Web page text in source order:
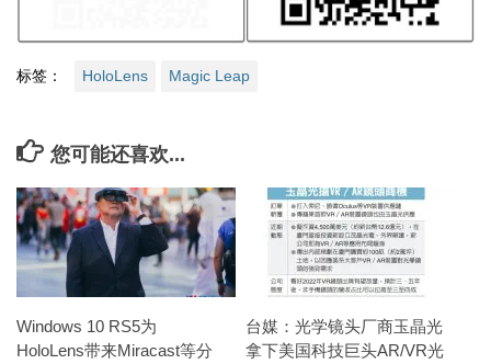
标签： HoloLens Magic Leap
您可能还喜欢...
Windows 10 RS5为
HoloLens带来Miracast等分
台媒：光学镜头厂商玉晶光
拿下美国科技巨头AR/VR光